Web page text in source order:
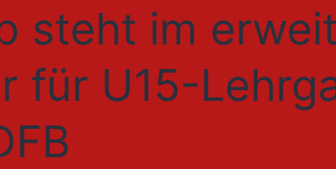
steht im
für U15-